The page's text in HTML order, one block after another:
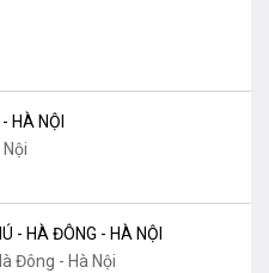
HÀ NỘI
- HÀ ĐÔNG - HÀ NỘI
Đông - Hà Nội